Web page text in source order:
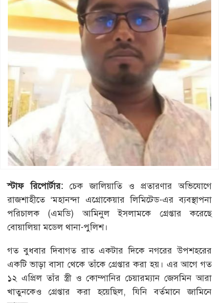
স্টাফ রিপোর্টার: চেক জালিয়াতি ও প্রতারণার অভিযোগে
রাজশাহীতে ‘মহানন্দা এগ্রোকেয়ার লিমিটেড-এর ব্যবস্থাপনা
পরিচালক (এমডি) আমিনুল ইসলামকে গ্রেপ্তার করেছে
বোয়ালিয়া মডেল থানা-পুলিশ।
গত বুধবার দিবাগত রাত একটার দিকে নগরের উপশহরের
একটি ভাড়া বাসা থেকে তাঁকে গ্রেপ্তার করা হয়। এর আগে গত
১২ এপ্রিল তাঁর স্ত্রী ও কোম্পানির চেয়ারম্যান জেসমিন আরা
খাতুনকেও গ্রেপ্তার করা হয়েছিল, যিনি বর্তমানে জামিনে